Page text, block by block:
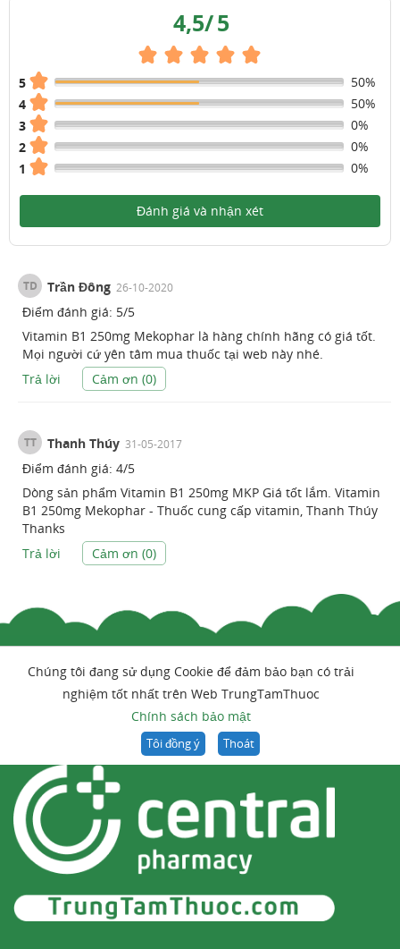
4,5/5
5
50%
4
50%
3
0%
2
0%
1
0%
Đánh giá và nhận xét
TD Trần Đông 26-10-2020
Điểm đánh giá: 5/5
Vitamin B1 250mg Mekophar là hàng chính hãng có giá tốt.
Mọi người cứ yên tâm mua thuốc tại web này nhé.
Trả lời
Cảm ơn (0)
TT Thanh Thúy 31-05-2017
Điểm đánh giá: 4/5
Dòng sản phẩm Vitamin B1 250mg MKP Giá tốt lắm. Vitamin
B1 250mg Mekophar - Thuốc cung cấp vitamin, Thanh Thúy
Thanks
Trả lời
Cảm ơn (0)
Chúng tôi đang sử dụng Cookie để đảm bảo bạn có trải
nghiệm tốt nhất trên Web TrungTamThuoc
Chính sách bảo mật
Tôi đồng ý Thoát